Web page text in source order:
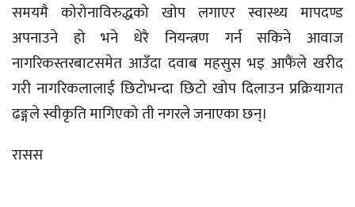
समयमै कोरोनाविरुद्धको खोप लगाएर स्वास्थ्य मापदण्ड
अपनाउने हो भने धेरै नियन्त्रण गर्न सकिने आवाज
नागरिकस्तरबाटसमेत आउँदा दवाब महसुस भइ आफैंले खरीद
गरी नागरिकलालाई छिटोभन्दा छिटो खोप दिलाउन प्रक्रियागत
ढङ्गले स्वीकृति मागिएको ती नगरले जनाएका छन्।
रासस